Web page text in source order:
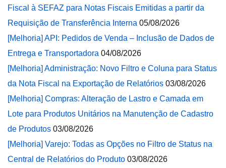
Fiscal à SEFAZ para Notas Fiscais Emitidas a partir da
Requisição de Transferência Interna 05/08/2026
[Melhoria] API: Pedidos de Venda – Inclusão de Dados de
Entrega e Transportadora 04/08/2026
[Melhoria] Administração: Novo Filtro e Coluna para Status
da Nota Fiscal na Exportação de Relatórios 03/08/2026
[Melhoria] Compras: Alteração de Lastro e Camada em
Lote para Produtos Unitários na Manutenção de Cadastro
de Produtos 03/08/2026
[Melhoria] Varejo: Todas as Opções no Filtro de Status na
Central de Relatórios do Produto 03/08/2026